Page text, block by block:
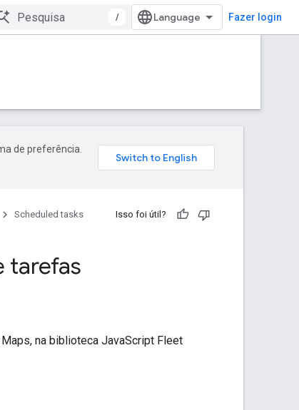
/ Fazer login
de preferência.
Scheduled tasks
Isso foi útil?
tarefas
na biblioteca JavaScript Fleet